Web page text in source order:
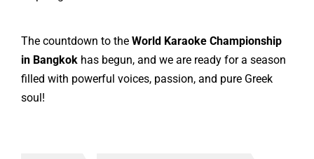
The countdown to the World Karaoke Championship
in Bangkok has begun, and we are ready for a season
filled with powerful voices, passion, and pure Greek
soul!